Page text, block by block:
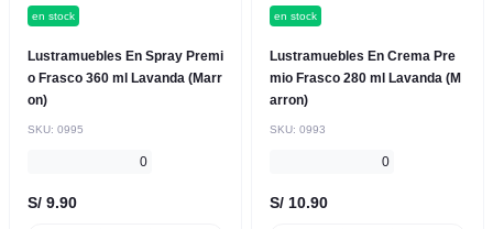
en stock
Lustramuebles En Spray Premi
o Frasco 360 ml Lavanda (Marr
on)
SKU: 0995
0
S/ 9.90
en stock
Lustramuebles En Crema Pre
mio Frasco 280 ml Lavanda (M
arron)
SKU: 0993
0
S/ 10.90